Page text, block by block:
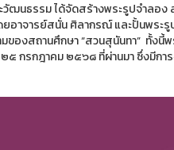
วัฒนธรรม ได้จัดสร้างพระรูปจำลอง
ยอาจารย์สนั่น ศิลากรณ์ และปั้นพระ
ของสถานศึกษา “สวนสุนันทา” ทั้งนี้
๒๕ กรกฎาคม ๒๕๖๘ ที่ผ่านมา ซึ่งมีก